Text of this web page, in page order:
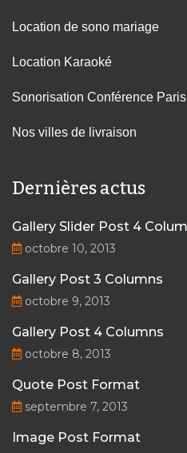
Location de sono mariage
Location Karaoké
Sonorisation Conférence Paris
Nos villes de livraison
Dernières actus
Gallery Slider Post 4
octobre 10, 2013
Gallery Post 3 Columns
octobre 9, 2013
Gallery Post 4 Columns
octobre 8, 2013
Quote Post Format
septembre 7, 2013
Image Post Format